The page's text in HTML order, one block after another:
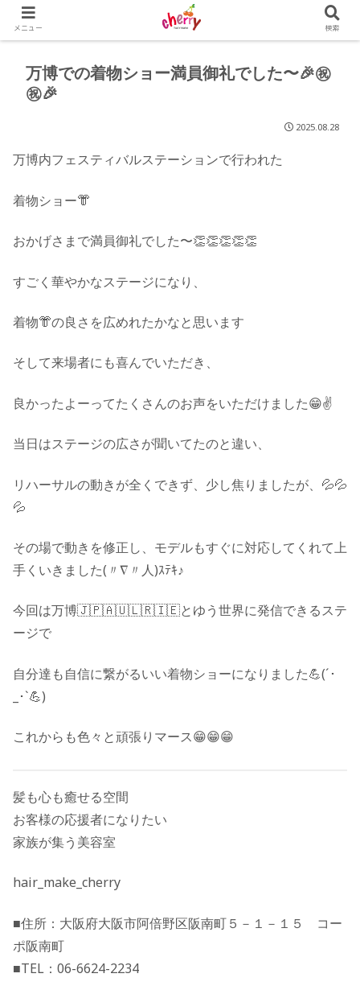
万博での着物ショー満員御礼でした〜🎉㊗️
㊗️🎉
2025.08.28
万博内フェスティバルステーションで行われた
着物ショー👘
おかげさまで満員御礼でした〜👏👏👏👏👏
すごく華やかなステージになり、
着物👘の良さを広めれたかなと思います
そして来場者にも喜んでいただき、
良かったよーってたくさんのお声をいただけました😁✌️
当日はステージの広さが聞いてたのと違い、
リハーサルの動きが全くできず、少し焦りましたが、💦💦
💦
その場で動きを修正し、モデルもすぐに対応してくれて上
手くいきました(〃∇〃人)ｽﾃｷ♪
今回は万博🇯🇵🇦🇺🇱🇷🇮🇪とゆう世界に発信できるステ
ージで
自分達も自信に繋がるいい着物ショーになりました💪(´･
_･`💪)
これからも色々と頑張りマース😁😁😁
髪も心も癒せる空間
お客様の応援者になりたい
家族が集う美容室
hair_make_cherry
■住所：大阪府大阪市阿倍野区阪南町５－１－１５ コー
ポ阪南町
■TEL：06-6624-2234
メニュー 検索